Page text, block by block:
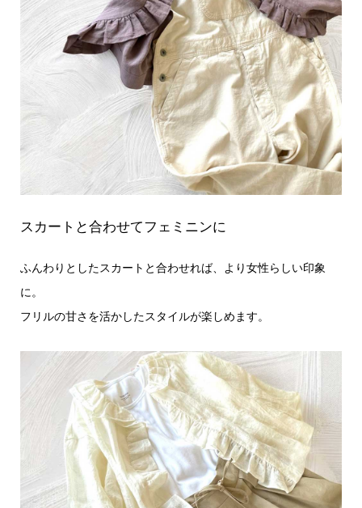
スカートと合わせてフェミニンに
ふんわりとしたスカートと合わせれば、より女性らしい印象
に。
フリルの甘さを活かしたスタイルが楽しめます。